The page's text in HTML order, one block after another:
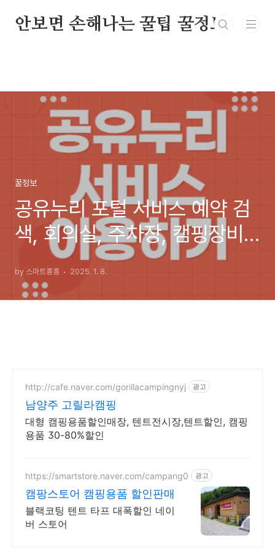
안보면 손해나는 꿀팁 꿀정보
꿀정보
공유누리 포털 서비스 예약 검
색, 회의실, 주차장, 캠핑장비
무료대여
by 스마트홍홍 2025. 1. 8.
http://cafe.naver.com/gorillacampingnyj 광고
남양주 고릴라캠핑
대형 캠핑용품할인매장, 텐트전시장,텐트할인, 캠핑
용품 30-80%할인
https://smartstore.naver.com/campang0 광고
캠팡스토어 캠핑용품 할인판매
블랙코팅 텐트 타프 대폭할인 네이
버 스토어